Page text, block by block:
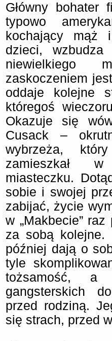
Główny bohater
typowo
kochający mąż
dzieci, wzbudza
niewielkiego
zaskoczeniem
oddaje kolejne
któregoś
Okazuje się
Cusack –
wybrzeża,
zamieszkał
miasteczku.
sobie i swojej
zabijać, życie
w „Makbecie”
za sobą kolejne.
później dają o
tyle
tożsamość, a
gangsterskich
przed rodziną.
się strach, przed